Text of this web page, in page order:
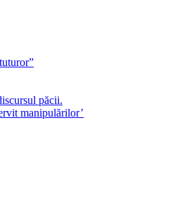
păcii.
manipulărilor’